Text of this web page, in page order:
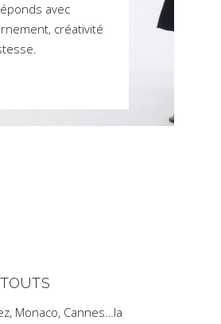
avec
créativité
Monaco, Cannes…la